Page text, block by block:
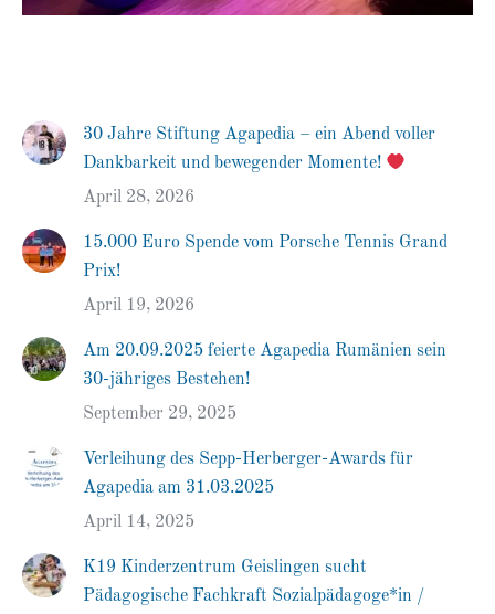
30 Jahre Stiftung Agapedia – ein Abend voller
Dankbarkeit und bewegender Momente!
April 28, 2026
15.000 Euro Spende vom Porsche Tennis Grand
Prix!
April 19, 2026
Am 20.09.2025 feierte Agapedia Rumänien sein
30-jähriges Bestehen!
September 29, 2025
Verleihung des Sepp-Herberger-Awards für
Agapedia am 31.03.2025
April 14, 2025
K19 Kinderzentrum Geislingen sucht
Pädagogische Fachkraft Sozialpädagoge*in /